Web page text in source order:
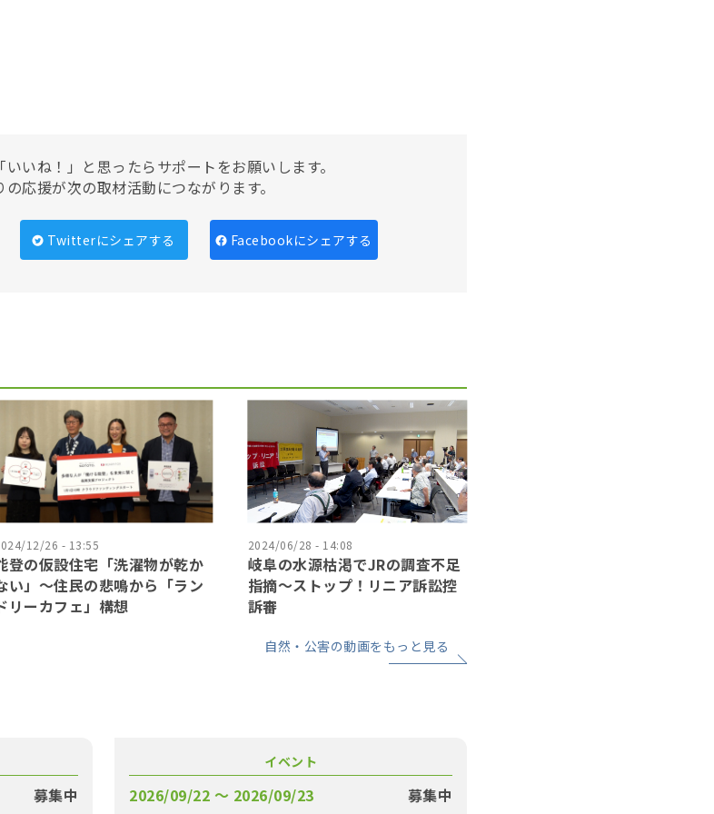
いね！」と思ったらサポートをお願いします。
応援が次の取材活動につながります。
Twitterにシェアする Facebookにシェアする
12/26 - 13:55
登の仮設住宅「洗濯物が乾か
い」〜住民の悲鳴から「ラン
リーカフェ」構想
2024/06/28 - 14:08
岐阜の水源枯渇でJRの調査不足
指摘〜ストップ！リニア訴訟控
訴審
自然・公害の動画をもっと見る
募集中
イベント
2026/09/22 〜 2026/09/23 募集中